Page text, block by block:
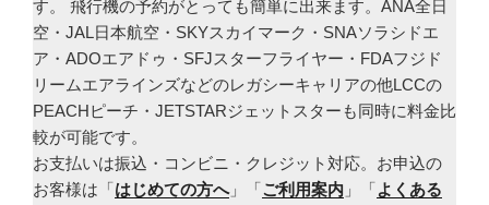
す。 飛行機の予約がとっても簡単に出来ます。ANA全日
空・JAL日本航空・SKYスカイマーク・SNAソラシドエ
ア・ADOエアドゥ・SFJスターフライヤー・FDAフジド
リームエアラインズなどのレガシーキャリアの他LCCの
PEACHピーチ・JETSTARジェットスターも同時に料金比
較が可能です。
お支払いは振込・コンビニ・クレジット対応。お申込の
お客様は「はじめての方へ」「ご利用案内 」「よくある